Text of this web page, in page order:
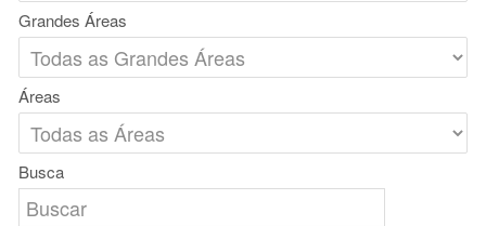
Grandes Áreas
Áreas
Busca